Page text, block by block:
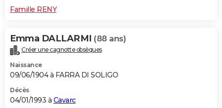
Famille RENY
Emma DALLARMI (88 ans)
Créer une cagnotte obsèques
Naissance
09/06/1904 à FARRA DI SOLIGO
Décès
04/01/1993 à Cavarc